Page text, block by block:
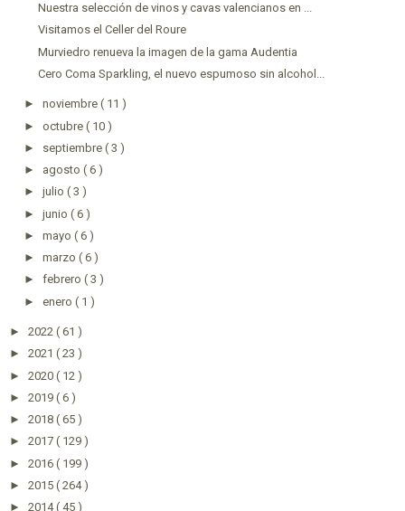
Nuestra selección de vinos y cavas valencianos en ...
Visitamos el Celler del Roure
Murviedro renueva la imagen de la gama Audentia
Cero Coma Sparkling, el nuevo espumoso sin alcohol...
► noviembre ( 11 )
► octubre ( 10 )
► septiembre ( 3 )
► agosto ( 6 )
► julio ( 3 )
► junio ( 6 )
► mayo ( 6 )
► marzo ( 6 )
► febrero ( 3 )
► enero ( 1 )
► 2022 ( 61 )
► 2021 ( 23 )
► 2020 ( 12 )
► 2019 ( 6 )
► 2018 ( 65 )
► 2017 ( 129 )
► 2016 ( 199 )
► 2015 ( 264 )
► 2014( 45 )